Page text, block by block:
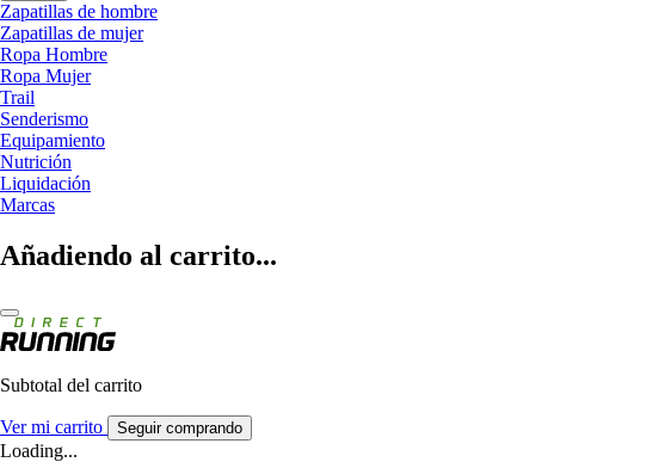
Zapatillas de hombre
Zapatillas de mujer
Ropa Hombre
Ropa Mujer
Trail
Senderismo
Equipamiento
Nutrición
Liquidación
Marcas
Añadiendo al carrito...
Subtotal del carrito
Ver mi carrito Seguir comprando
Loading...